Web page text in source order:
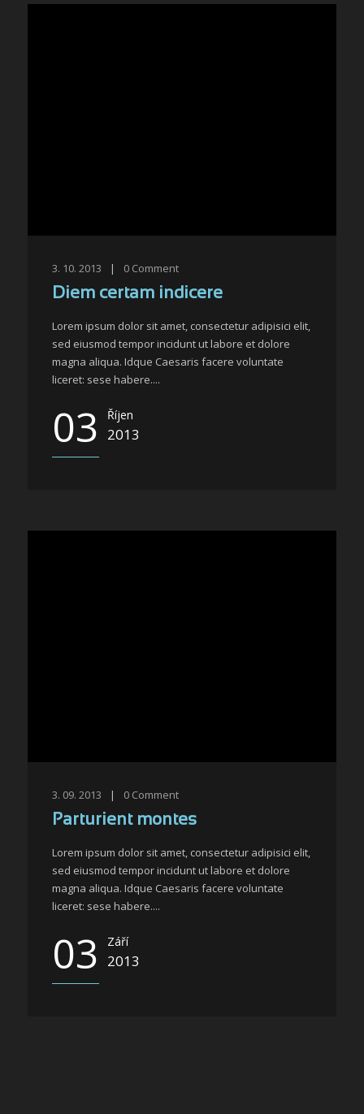
3. 10. 2013 | 0 Comment
Diem certam indicere
Lorem ipsum dolor sit amet, consectetur adipisici elit,
sed eiusmod tempor incidunt ut labore et dolore
magna aliqua. Idque Caesaris facere voluntate
liceret: sese habere....
03 Říjen
2013
3. 09. 2013 | 0 Comment
Parturient montes
Lorem ipsum dolor sit amet, consectetur adipisici elit,
sed eiusmod tempor incidunt ut labore et dolore
magna aliqua. Idque Caesaris facere voluntate
liceret: sese habere....
03 Září
2013